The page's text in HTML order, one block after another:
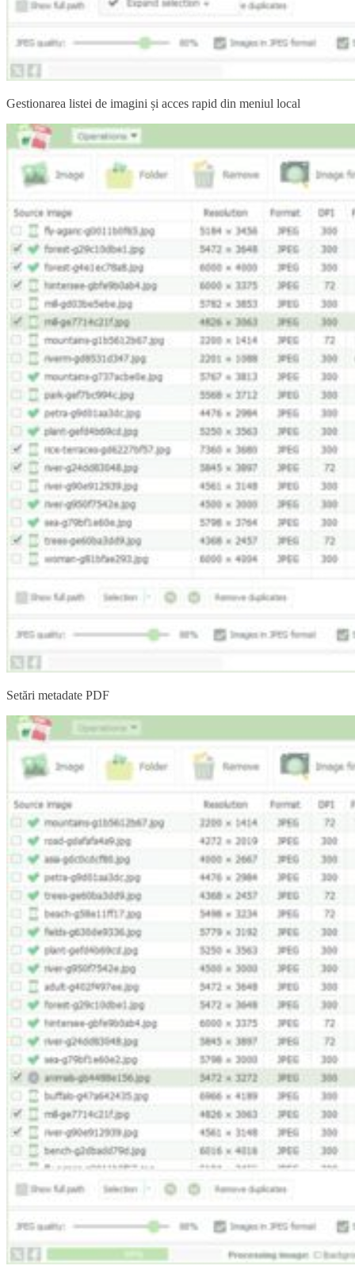
Gestionarea listei de imagini și acces rapid din meniul local
Setări metadate PDF